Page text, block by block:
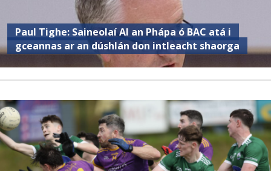
Paul Tighe: Saineolaí AI an Phápa ó BAC atá i
gceannas ar an dúshlán don intleacht shaorga